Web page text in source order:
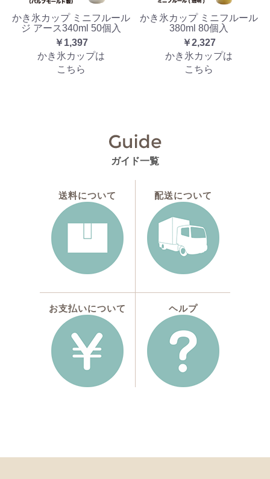
かき氷カップ ミニフルール
ジ アース340ml 50個入
￥1,397
かき氷カップは
こちら
かき氷カップ ミニフルール
380ml 80個入
￥2,327
かき氷カップは
こちら
ガイド一覧
送料について 配送について
お支払いについて ヘルプ